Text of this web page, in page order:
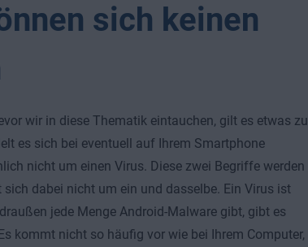
sich keinen
wir in diese Thematik eintauchen, gilt es etwas zu
es sich bei eventuell auf Ihrem Smartphone
nicht um einen Virus. Diese zwei Begriffe werden
dabei nicht um ein und dasselbe. Ein Virus ist
jede Menge Android-Malware gibt, gibt es
kommt nicht so häufig vor wie bei Ihrem Computer,